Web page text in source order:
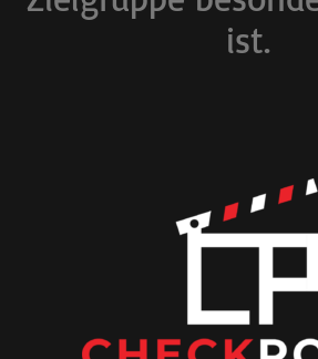
ist.